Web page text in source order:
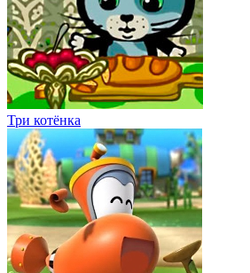
Три котёнка